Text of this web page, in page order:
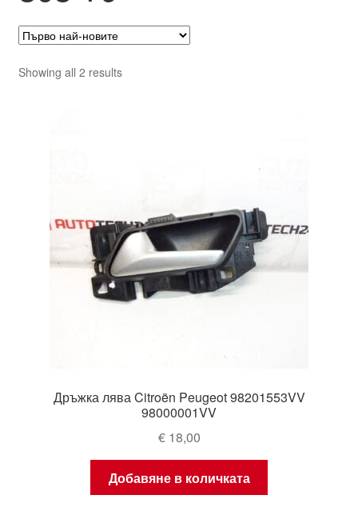
За нас
Количка
Политика за поверителност
Правила и условия
Транспорт
Showing all 2 resultsSorted
Дръжка лява Citroën Peugeot 98201553VV
98000001VV
€18,00
Добавяне в количката